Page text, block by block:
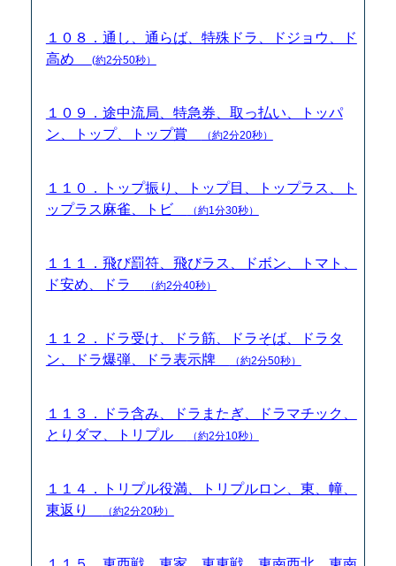
１０８．通し、通らば、特殊ドラ、ドジョウ、ド
高め
(約2分50秒）
１０９．途中流局、特急券、取っ払い、トッパ
ン、トップ、トップ賞
（約2分20秒）
１１０．トップ振り、トップ目、トップラス、ト
ップラス麻雀、トビ
（約1分30秒）
１１１．飛び罰符、飛びラス、ドボン、トマト、
ド安め、ドラ
（約2分40秒）
１１２．ドラ受け、ドラ筋、ドラそば、ドラタ
ン、ドラ爆弾、ドラ表示牌
（約2分50秒）
１１３．ドラ含み、ドラまたぎ、ドラマチック、
とりダマ、トリプル
（約2分10秒）
１１４．トリプル役満、トリプルロン、東、幢、
東返り
（約2分20秒）